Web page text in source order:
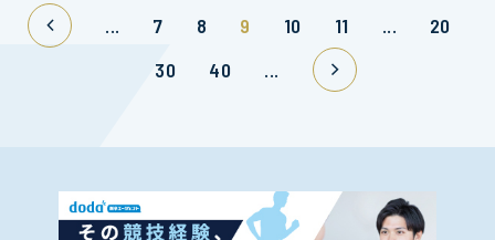
... 7 8 9 10 11 ...
20
30
40 ...